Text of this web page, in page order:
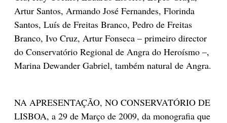
Artur Santos, Armando José Fernandes, Florinda
Santos, Luís de Freitas Branco, Pedro de Freitas
Branco, Ivo Cruz, Artur Fonseca – primeiro director
do Conservatório Regional de Angra do Heroísmo –,
Marina Dewander Gabriel, também natural de Angra.
NA APRESENTAÇÃO, NO CONSERVATÓRIO DE
LISBOA, a 29 de Março de 2009, da monografia que